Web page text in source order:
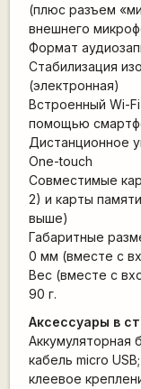
(плюс разъем
внешнего
Формат
Стабилизация
(электронная)
Встроенный Wi-Fi
помощью
Дистанционное
One-touch
Совместимые
2) и карты
выше)
Габаритные
0 мм (вместе с
Вес (вместе с
90 г.
Аксессуары в
Аккумуляторная
кабель micro USB;
клеевое